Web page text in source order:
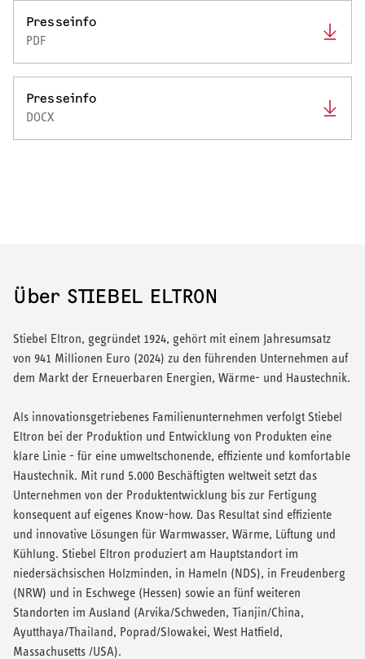
Presseinfo
PDF
Presseinfo
DOCX
Über STIEBEL ELTRON
Stiebel Eltron, gegründet 1924, gehört mit einem Jahresumsatz
von 941 Millionen Euro (2024) zu den führenden Unternehmen auf
dem Markt der Erneuerbaren Energien, Wärme- und Haustechnik.
Als innovationsgetriebenes Familienunternehmen verfolgt Stiebel
Eltron bei der Produktion und Entwicklung von Produkten eine
klare Linie - für eine umweltschonende, effiziente und komfortable
Haustechnik. Mit rund 5.000 Beschäftigten weltweit setzt das
Unternehmen von der Produktentwicklung bis zur Fertigung
konsequent auf eigenes Know-how. Das Resultat sind effiziente
und innovative Lösungen für Warmwasser, Wärme, Lüftung und
Kühlung. Stiebel Eltron produziert am Hauptstandort im
niedersächsischen Holzminden, in Hameln (NDS), in Freudenberg
(NRW) und in Eschwege (Hessen) sowie an fünf weiteren
Standorten im Ausland (Arvika/Schweden, Tianjin/China,
Ayutthaya/Thailand, Poprad/Slowakei, West Hatfield,
Massachusetts /USA).